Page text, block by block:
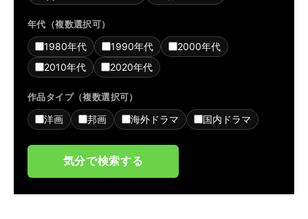
年代（複数選択可）
1980年代 1990年代
2000年代
2010年代
2020年代
作品タイプ（複数選択可）
洋画 邦画 海外ドラマ 国内ドラマ
気分で検索する